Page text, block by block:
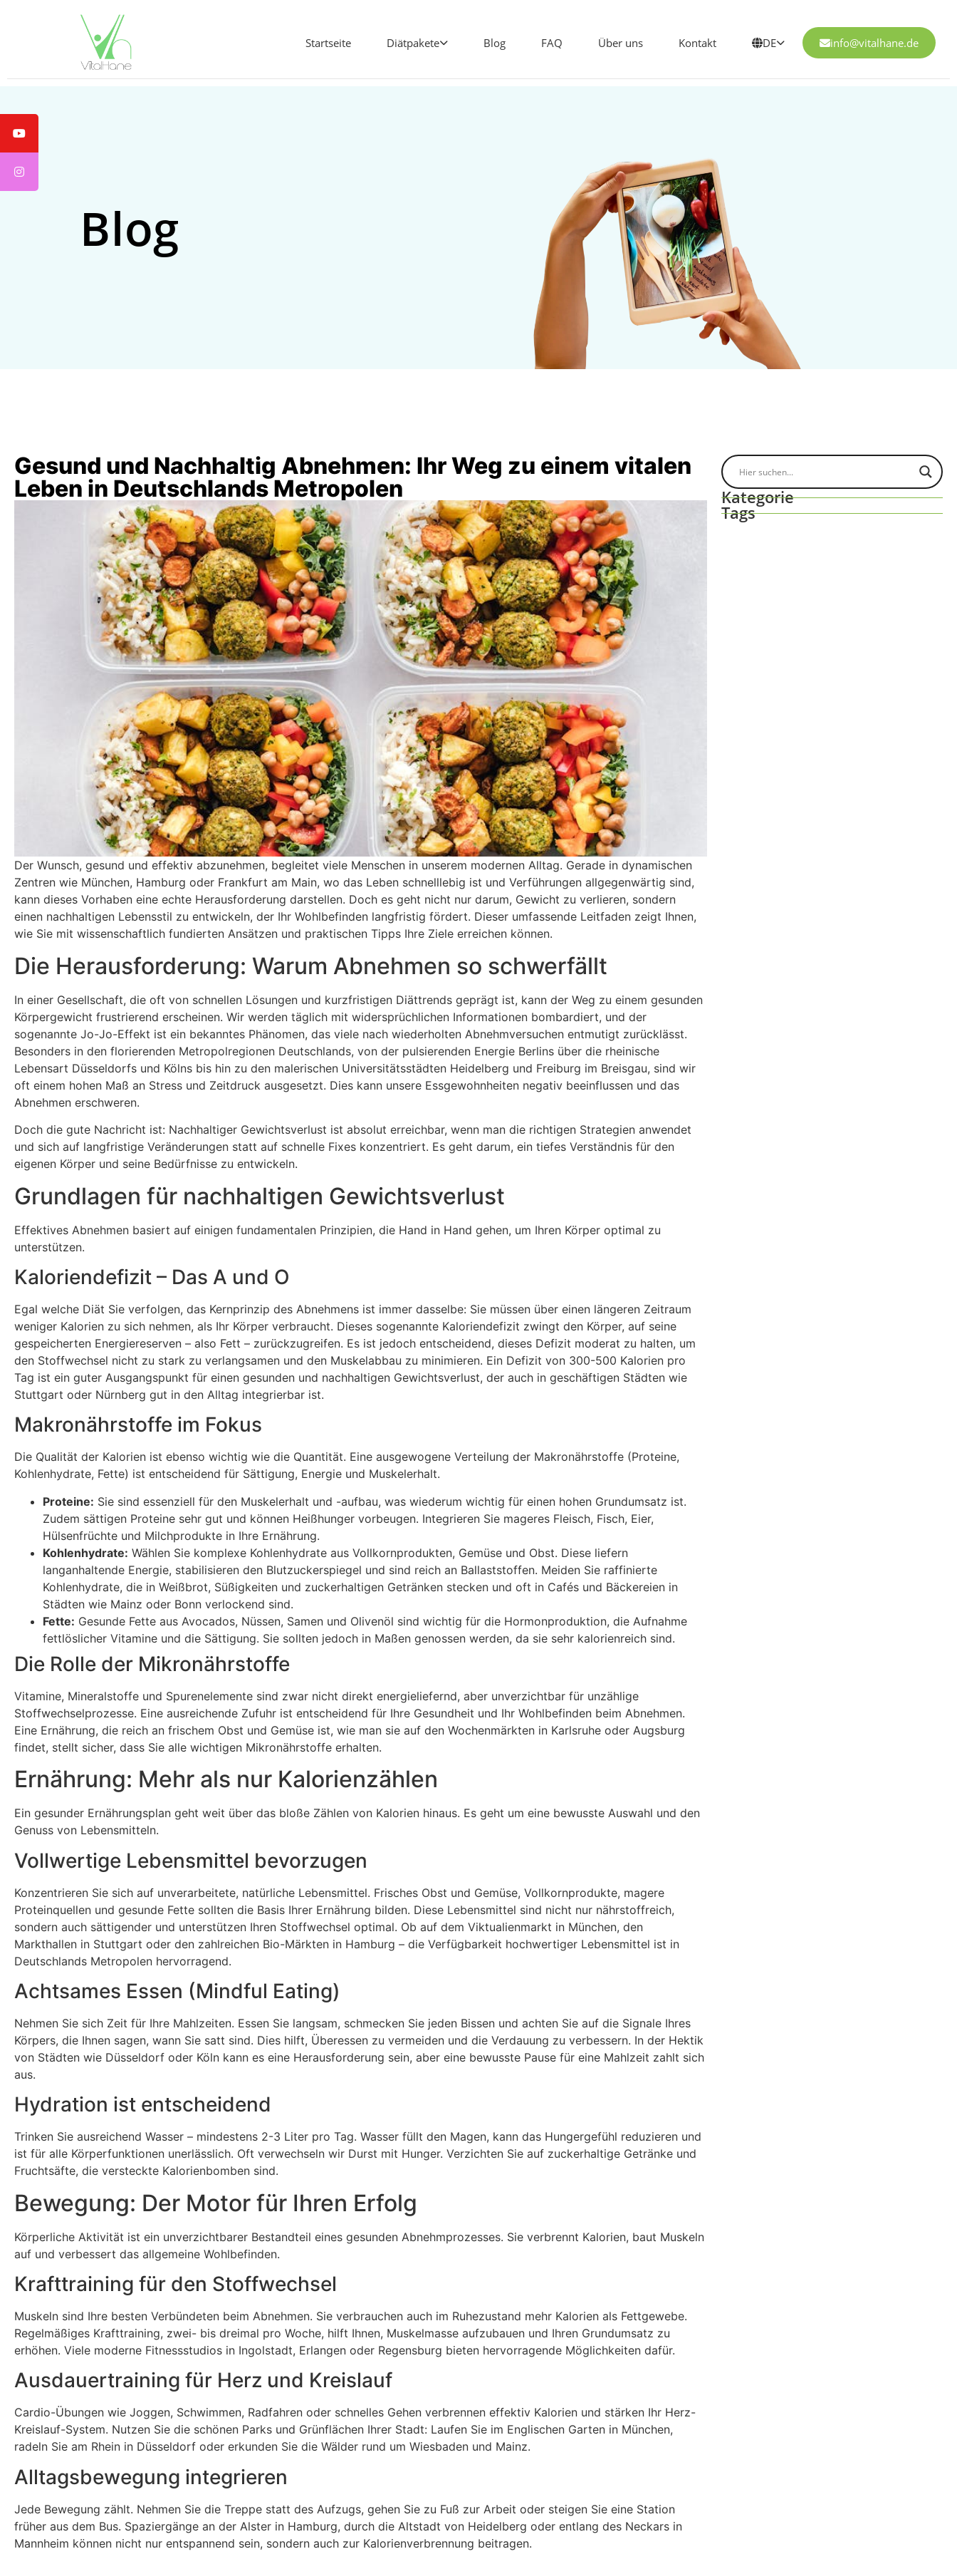
Startseite Diätpakete Blog FAQ Über uns Kontakt DE info@vitalhane.de
Blog
Gesund und Nachhaltig Abnehmen: Ihr Weg zu einem vitalen
Leben in Deutschlands Metropolen
Der Wunsch, gesund und effektiv abzunehmen, begleitet viele Menschen in unserem modernen Alltag. Gerade in dynamischen
Zentren wie München, Hamburg oder Frankfurt am Main, wo das Leben schnelllebig ist und Verführungen allgegenwärtig sind,
kann dieses Vorhaben eine echte Herausforderung darstellen. Doch es geht nicht nur darum, Gewicht zu verlieren, sondern
einen nachhaltigen Lebensstil zu entwickeln, der Ihr Wohlbefinden langfristig fördert. Dieser umfassende Leitfaden zeigt Ihnen,
wie Sie mit wissenschaftlich fundierten Ansätzen und praktischen Tipps Ihre Ziele erreichen können.
Die Herausforderung: Warum Abnehmen so schwerfällt
In einer Gesellschaft, die oft von schnellen Lösungen und kurzfristigen Diättrends geprägt ist, kann der Weg zu einem gesunden
Körpergewicht frustrierend erscheinen. Wir werden täglich mit widersprüchlichen Informationen bombardiert, und der
sogenannte Jo-Jo-Effekt ist ein bekanntes Phänomen, das viele nach wiederholten Abnehmversuchen entmutigt zurücklässt.
Besonders in den florierenden Metropolregionen Deutschlands, von der pulsierenden Energie Berlins über die rheinische
Lebensart Düsseldorfs und Kölns bis hin zu den malerischen Universitätsstädten Heidelberg und Freiburg im Breisgau, sind wir
oft einem hohen Maß an Stress und Zeitdruck ausgesetzt. Dies kann unsere Essgewohnheiten negativ beeinflussen und das
Abnehmen erschweren.
Doch die gute Nachricht ist: Nachhaltiger Gewichtsverlust ist absolut erreichbar, wenn man die richtigen Strategien anwendet
und sich auf langfristige Veränderungen statt auf schnelle Fixes konzentriert. Es geht darum, ein tiefes Verständnis für den
eigenen Körper und seine Bedürfnisse zu entwickeln.
Grundlagen für nachhaltigen Gewichtsverlust
Effektives Abnehmen basiert auf einigen fundamentalen Prinzipien, die Hand in Hand gehen, um Ihren Körper optimal zu
unterstützen.
Kaloriendefizit – Das A und O
Egal welche Diät Sie verfolgen, das Kernprinzip des Abnehmens ist immer dasselbe: Sie müssen über einen längeren Zeitraum
weniger Kalorien zu sich nehmen, als Ihr Körper verbraucht. Dieses sogenannte Kaloriendefizit zwingt den Körper, auf seine
gespeicherten Energiereserven – also Fett – zurückzugreifen. Es ist jedoch entscheidend, dieses Defizit moderat zu halten, um
den Stoffwechsel nicht zu stark zu verlangsamen und den Muskelabbau zu minimieren. Ein Defizit von 300-500 Kalorien pro
Tag ist ein guter Ausgangspunkt für einen gesunden und nachhaltigen Gewichtsverlust, der auch in geschäftigen Städten wie
Stuttgart oder Nürnberg gut in den Alltag integrierbar ist.
Makronährstoffe im Fokus
Die Qualität der Kalorien ist ebenso wichtig wie die Quantität. Eine ausgewogene Verteilung der Makronährstoffe (Proteine,
Kohlenhydrate, Fette) ist entscheidend für Sättigung, Energie und Muskelerhalt.
Proteine: Sie sind essenziell für den Muskelerhalt und -aufbau, was wiederum wichtig für einen hohen Grundumsatz ist.
Zudem sättigen Proteine sehr gut und können Heißhunger vorbeugen. Integrieren Sie mageres Fleisch, Fisch, Eier,
Hülsenfrüchte und Milchprodukte in Ihre Ernährung.
Kohlenhydrate: Wählen Sie komplexe Kohlenhydrate aus Vollkornprodukten, Gemüse und Obst. Diese liefern
langanhaltende Energie, stabilisieren den Blutzuckerspiegel und sind reich an Ballaststoffen. Meiden Sie raffinierte
Kohlenhydrate, die in Weißbrot, Süßigkeiten und zuckerhaltigen Getränken stecken und oft in Cafés und Bäckereien in
Städten wie Mainz oder Bonn verlockend sind.
Fette: Gesunde Fette aus Avocados, Nüssen, Samen und Olivenöl sind wichtig für die Hormonproduktion, die Aufnahme
fettlöslicher Vitamine und die Sättigung. Sie sollten jedoch in Maßen genossen werden, da sie sehr kalorienreich sind.
Die Rolle der Mikronährstoffe
Vitamine, Mineralstoffe und Spurenelemente sind zwar nicht direkt energieliefernd, aber unverzichtbar für unzählige
Stoffwechselprozesse. Eine ausreichende Zufuhr ist entscheidend für Ihre Gesundheit und Ihr Wohlbefinden beim Abnehmen.
Eine Ernährung, die reich an frischem Obst und Gemüse ist, wie man sie auf den Wochenmärkten in Karlsruhe oder Augsburg
findet, stellt sicher, dass Sie alle wichtigen Mikronährstoffe erhalten.
Ernährung: Mehr als nur Kalorienzählen
Ein gesunder Ernährungsplan geht weit über das bloße Zählen von Kalorien hinaus. Es geht um eine bewusste Auswahl und den
Genuss von Lebensmitteln.
Vollwertige Lebensmittel bevorzugen
Konzentrieren Sie sich auf unverarbeitete, natürliche Lebensmittel. Frisches Obst und Gemüse, Vollkornprodukte, magere
Proteinquellen und gesunde Fette sollten die Basis Ihrer Ernährung bilden. Diese Lebensmittel sind nicht nur nährstoffreich,
sondern auch sättigender und unterstützen Ihren Stoffwechsel optimal. Ob auf dem Viktualienmarkt in München, den
Markthallen in Stuttgart oder den zahlreichen Bio-Märkten in Hamburg – die Verfügbarkeit hochwertiger Lebensmittel ist in
Deutschlands Metropolen hervorragend.
Achtsames Essen (Mindful Eating)
Nehmen Sie sich Zeit für Ihre Mahlzeiten. Essen Sie langsam, schmecken Sie jeden Bissen und achten Sie auf die Signale Ihres
Körpers, die Ihnen sagen, wann Sie satt sind. Dies hilft, Überessen zu vermeiden und die Verdauung zu verbessern. In der Hektik
von Städten wie Düsseldorf oder Köln kann es eine Herausforderung sein, aber eine bewusste Pause für eine Mahlzeit zahlt sich
aus.
Hydration ist entscheidend
Trinken Sie ausreichend Wasser – mindestens 2-3 Liter pro Tag. Wasser füllt den Magen, kann das Hungergefühl reduzieren und
ist für alle Körperfunktionen unerlässlich. Oft verwechseln wir Durst mit Hunger. Verzichten Sie auf zuckerhaltige Getränke und
Fruchtsäfte, die versteckte Kalorienbomben sind.
Bewegung: Der Motor für Ihren Erfolg
Körperliche Aktivität ist ein unverzichtbarer Bestandteil eines gesunden Abnehmprozesses. Sie verbrennt Kalorien, baut Muskeln
auf und verbessert das allgemeine Wohlbefinden.
Krafttraining für den Stoffwechsel
Muskeln sind Ihre besten Verbündeten beim Abnehmen. Sie verbrauchen auch im Ruhezustand mehr Kalorien als Fettgewebe.
Regelmäßiges Krafttraining, zwei- bis dreimal pro Woche, hilft Ihnen, Muskelmasse aufzubauen und Ihren Grundumsatz zu
erhöhen. Viele moderne Fitnessstudios in Ingolstadt, Erlangen oder Regensburg bieten hervorragende Möglichkeiten dafür.
Ausdauertraining für Herz und Kreislauf
Cardio-Übungen wie Joggen, Schwimmen, Radfahren oder schnelles Gehen verbrennen effektiv Kalorien und stärken Ihr Herz-
Kreislauf-System. Nutzen Sie die schönen Parks und Grünflächen Ihrer Stadt: Laufen Sie im Englischen Garten in München,
radeln Sie am Rhein in Düsseldorf oder erkunden Sie die Wälder rund um Wiesbaden und Mainz.
Alltagsbewegung integrieren
Jede Bewegung zählt. Nehmen Sie die Treppe statt des Aufzugs, gehen Sie zu Fuß zur Arbeit oder steigen Sie eine Station
früher aus dem Bus. Spaziergänge an der Alster in Hamburg, durch die Altstadt von Heidelberg oder entlang des Neckars in
Mannheim können nicht nur entspannend sein, sondern auch zur Kalorienverbrennung beitragen.
Kategorie
Tags